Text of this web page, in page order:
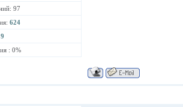
97
624
9
: 0%